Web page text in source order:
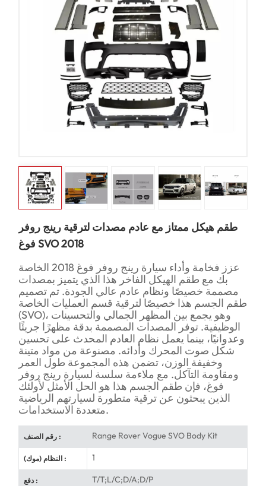
طقم هيكل ممتاز مع عادم مصدات لترقية رينج روفر
فوغ SVO 2018
عزز فخامة وأداء سيارة رينج روفر فوغ 2018 الخاصة
بك مع طقم الهيكل الفاخر هذا الذي يتميز بمصدات
مصممة خصيصًا ونظام عادم عالي الجودة. تم تصميم
طقم الجسم هذا خصيصًا لترقية قسم العمليات الخاصة
(SVO)، وهو يجمع بين المظهر الجمالي والتحسينات
الوظيفية. توفر المصدات المصممة بدقة مظهرًا جريئًا
وعدوانيًا، بينما يعمل نظام العادم المحدث على تحسين
شكل صوت المحرك وأدائه. مصنوعة من مواد متينة
وخفيفة الوزن، تضمن هذه المجموعة طول العمر
ومقاومة التآكل. مع ملاءمة سلسة لسيارة رينج روفر
فوغ، فإن طقم الجسم هذا هو الحل الأمثل لأولئك
الذين يبحثون عن ترقية متطورة لسيارتهم الرياضية
متعددة الاستخدامات.
رقم الصنف : Range Rover Vogue SVO Body Kit
النظام (موك) : 1
دفع : T/T;L/C;D/A;D/P